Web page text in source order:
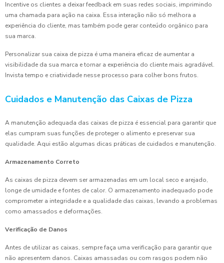
Incentive os clientes a deixar feedback em suas redes sociais, imprimindo
uma chamada para ação na caixa. Essa interação não só melhora a
experiência do cliente, mas também pode gerar conteúdo orgânico para
sua marca.
Personalizar sua caixa de pizza é uma maneira eficaz de aumentar a
visibilidade da sua marca e tornar a experiência do cliente mais agradável.
Invista tempo e criatividade nesse processo para colher bons frutos.
Cuidados e Manutenção das Caixas de Pizza
A manutenção adequada das caixas de pizza é essencial para garantir que
elas cumpram suas funções de proteger o alimento e preservar sua
qualidade. Aqui estão algumas dicas práticas de cuidados e manutenção.
Armazenamento Correto
As caixas de pizza devem ser armazenadas em um local seco e arejado,
longe de umidade e fontes de calor. O armazenamento inadequado pode
comprometer a integridade e a qualidade das caixas, levando a problemas
como amassados e deformações.
Verificação de Danos
Antes de utilizar as caixas, sempre faça uma verificação para garantir que
não apresentem danos. Caixas amassadas ou com rasgos podem não